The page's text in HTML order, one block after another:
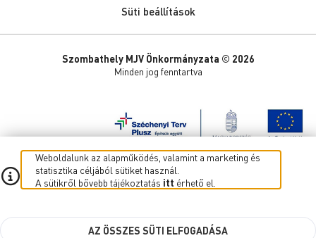
Süti beállítások
Szombathely MJV Önkormányzata © 2026
Minden jog fenntartva
Weboldalunk az alapműködés, valamint a marketing és
statisztika céljából sütiket használ.
A sütikről bővebb tájékoztatás itt érhető el.
AZ ÖSSZES SÜTI ELFOGADÁSA